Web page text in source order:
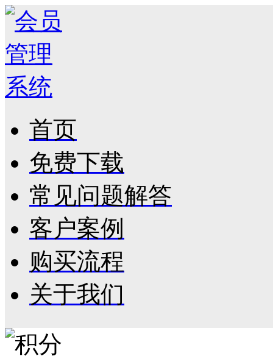
首页
免费下载
常见问题解答
客户案例
购买流程
关于我们